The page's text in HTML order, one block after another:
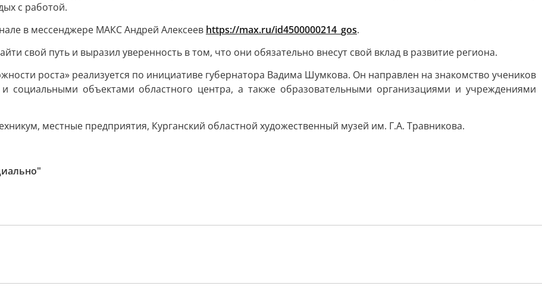
с работой.
в мессенджере МАКС Андрей Алексеев https://max.ru/id4500000214_gos.
свой путь и выразил уверенность в том, что они обязательно внесут свой вклад в развитие региона.
роста» реализуется по инициативе губернатора Вадима Шумкова. Он направлен на знакомство учеников
социальными объектами областного центра, а также образовательными организациями и учреждениями
местные предприятия, Курганский областной художественный музей им. Г.А. Травникова.